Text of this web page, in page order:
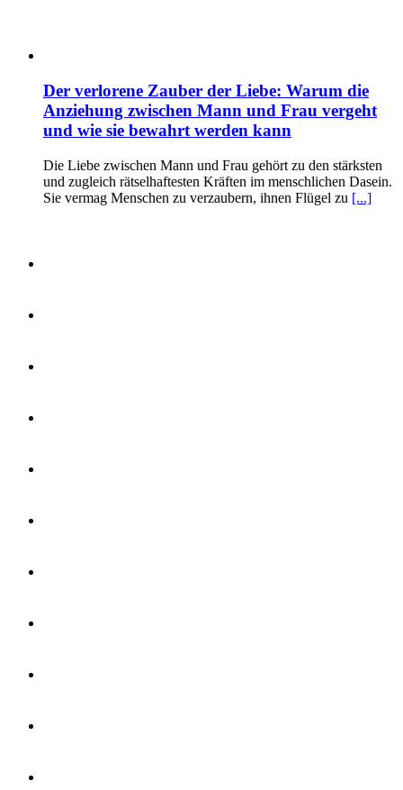
Der verlorene Zauber der Liebe: Warum die
Anziehung zwischen Mann und Frau vergeht
und wie sie bewahrt werden kann
Die Liebe zwischen Mann und Frau gehört zu den stärksten
und zugleich rätselhaftesten Kräften im menschlichen Dasein.
Sie vermag Menschen zu verzaubern, ihnen Flügel zu [...]